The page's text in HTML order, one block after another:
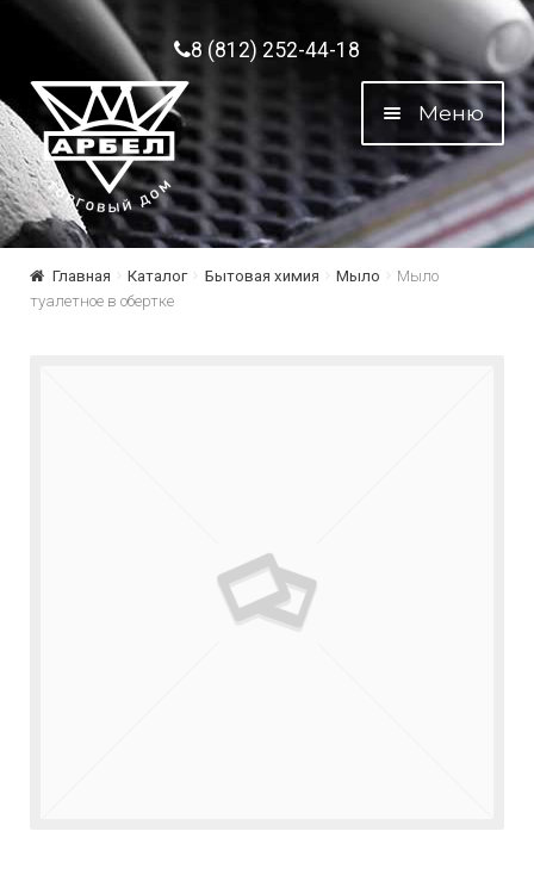
Перейти к навигации
Перейти к содержимому8 (812) 252-44-18
Меню
Главная Каталог Бытовая химия Мыло
Мыло
туалетное в обертке